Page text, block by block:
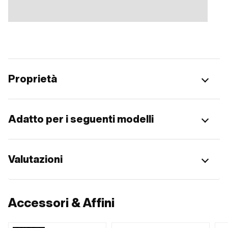
Proprietà
Adatto per i seguenti modelli
Valutazioni
Accessori & Affini